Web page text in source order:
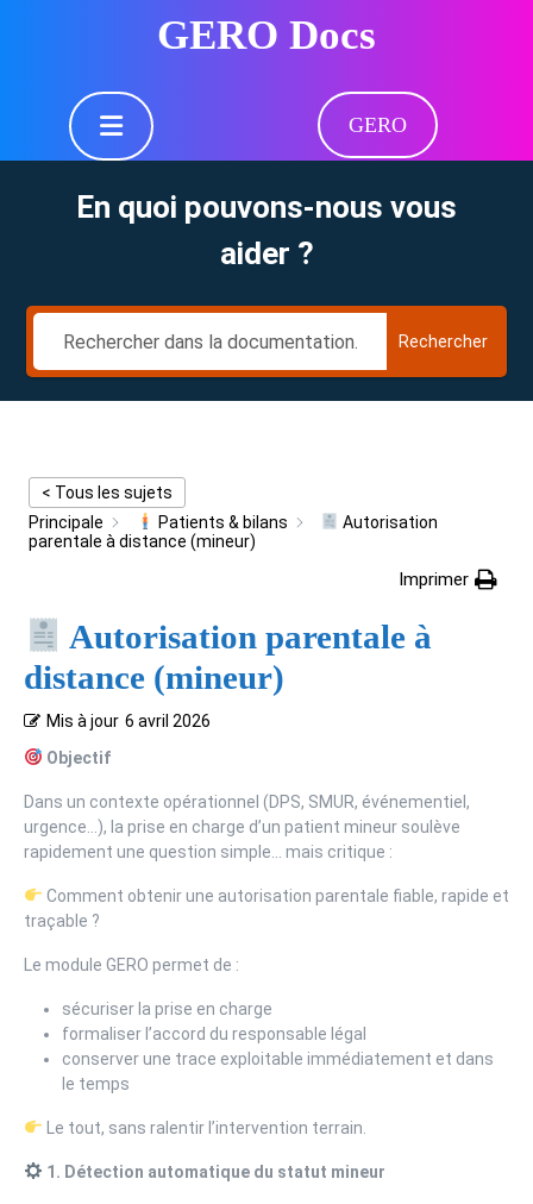
GERO Docs
Button
GERO
En quoi pouvons-nous vous
aider ?
Rechercher
< Tous les sujets
Principale
Patients & bilans
Autorisation
parentale à distance (mineur)
Imprimer
Autorisation parentale à
distance (mineur)
Mis à jour 6 avril 2026
Objectif
Dans un contexte opérationnel (DPS, SMUR, événementiel,
urgence…), la prise en charge d’un patient mineur soulève
rapidement une question simple… mais critique :
Comment obtenir une autorisation parentale fiable, rapide et
traçable ?
Le module GERO permet de :
sécuriser la prise en charge
formaliser l’accord du responsable légal
conserver une trace exploitable immédiatement et dans
le temps
Le tout, sans ralentir l’intervention terrain.
1. Détection automatique du statut mineur